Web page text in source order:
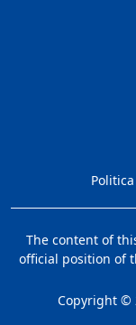
The content of
official position of
Copyright ©